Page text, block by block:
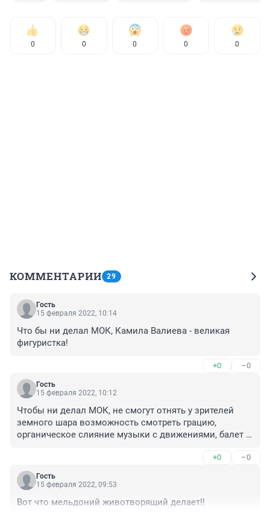
0 0 0 0 0
КОММЕНТАРИИ 29
Гость
15 февраля 2022, 10:14
Что бы ни делал МОК, Камила Валиева - великая
фигуристка!
+0 –0
Гость
15 февраля 2022, 10:12
Чтобы ни делал МОК, не смогут отнять у зрителей
земного шара возможность смотреть грацию,
органическое слияние музыки с движениями, балет
По поводу допинга. Зарубежные современные
лекарства , которые применяют иностранные
Все все знают.
+0 –0
Гость
15 февраля 2022, 09:53
Вот что мельдоний животворящий делает!!